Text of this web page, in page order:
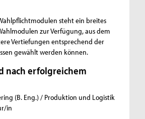
steht ein breites
zur Verfügung, aus dem
Vertiefungen entsprechend der
gewählt werden können.
nach erfolgreichem
(B. Eng.) / Produktion und Logistik
in